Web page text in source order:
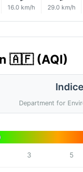
16.0 km/h 29.0 km/h
🇦🇫 (AQI)
Department for
3 5